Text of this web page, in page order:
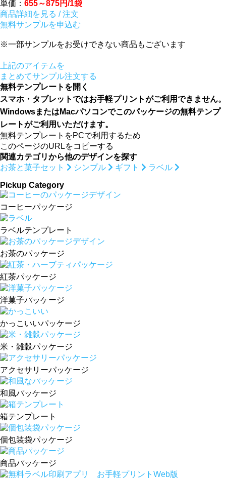
単価： 655～875円/1袋
商品詳細を見る / 注文
無料サンプルを申込む
※一部サンプルをお受けできない商品もございます
上記のアイテムを
まとめてサンプル注文する
無料テンプレートを開く
スマホ・タブレットではお手軽プリントがご利用できません。
WindowsまたはMacパソコンでこのパッケージの無料テンプ
レートがご利用いただけます。
無料テンプレートをPCで利用するため
このページのURLをコピーする
関連カテゴリから他のデザインを探す
お茶と菓子セット
シンプル ギフト ラベル
Pickup Category
コーヒーパッケージ
ラベルテンプレート
お茶のパッケージ
紅茶パッケージ
洋菓子パッケージ
かっこいいパッケージ
米・雑穀パッケージ
アクセサリーパッケージ
和風パッケージ
箱テンプレート
個包装袋パッケージ
商品パッケージ